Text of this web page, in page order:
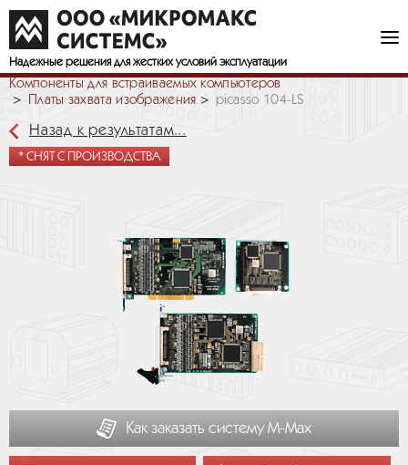
Надежные решения для жестких условий эксплуатации
Компоненты для встраиваемых компьютеров
Платы захвата изображения
picasso 104-LS
Назад к результатам...
* СНЯТ С ПРОИЗВОДСТВА
Как заказать систему М-Мах